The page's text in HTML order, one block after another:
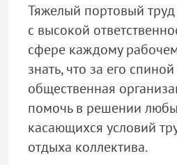
Тяжелый портовый
с высокой
сфере каждому
знать, что за его
общественная
помочь в решении
касающихся условий
отдыха коллектива.